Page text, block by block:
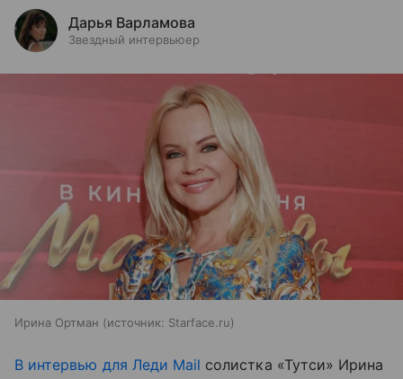
Дарья Варламова
Звездный интервьюер
Ирина Ортман источник: Starface.ru
В интервью для Леди Mail солистка «Тутси» Ирина